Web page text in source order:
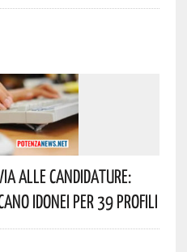
Alle Candidature:
Idonei Per 39 Profili